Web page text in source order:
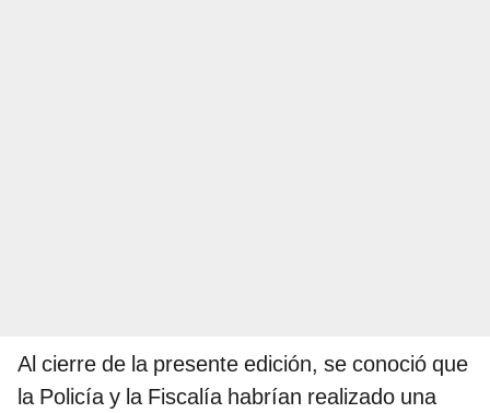
Al cierre de la presente edición, se conoció que
la Policía y la Fiscalía habrían realizado una